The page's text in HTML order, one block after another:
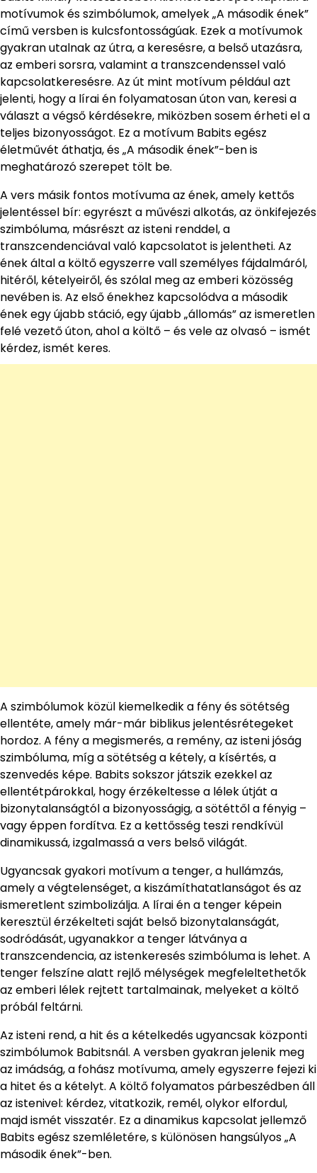
motívumok és szimbólumok, amelyek „A második ének”
című versben is kulcsfontosságúak. Ezek a motívumok
gyakran utalnak az útra, a keresésre, a belső utazásra,
az emberi sorsra, valamint a transzcendenssel való
kapcsolatkeresésre. Az út mint motívum például azt
jelenti, hogy a lírai én folyamatosan úton van, keresi a
választ a végső kérdésekre, miközben sosem érheti el a
teljes bizonyosságot. Ez a motívum Babits egész
életművét áthatja, és „A második ének”-ben is
meghatározó szerepet tölt be.
A vers másik fontos motívuma az ének, amely kettős
jelentéssel bír: egyrészt a művészi alkotás, az önkifejezés
szimbóluma, másrészt az isteni renddel, a
transzcendenciával való kapcsolatot is jelentheti. Az
ének által a költő egyszerre vall személyes fájdalmáról,
hitéről, kételyeiről, és szólal meg az emberi közösség
nevében is. Az első énekhez kapcsolódva a második
ének egy újabb stáció, egy újabb „állomás” az ismeretlen
felé vezető úton, ahol a költő – és vele az olvasó – ismét
kérdez, ismét keres.
A szimbólumok közül kiemelkedik a fény és sötétség
ellentéte, amely már-már biblikus jelentésrétegeket
hordoz. A fény a megismerés, a remény, az isteni jóság
szimbóluma, míg a sötétség a kétely, a kísértés, a
szenvedés képe. Babits sokszor játszik ezekkel az
ellentétpárokkal, hogy érzékeltesse a lélek útját a
bizonytalanságtól a bizonyosságig, a sötéttől a fényig –
vagy éppen fordítva. Ez a kettősség teszi rendkívül
dinamikussá, izgalmassá a vers belső világát.
Ugyancsak gyakori motívum a tenger, a hullámzás,
amely a végtelenséget, a kiszámíthatatlanságot és az
ismeretlent szimbolizálja. A lírai én a tenger képein
keresztül érzékelteti saját belső bizonytalanságát,
sodródását, ugyanakkor a tenger látványa a
transzcendencia, az istenkeresés szimbóluma is lehet. A
tenger felszíne alatt rejlő mélységek megfeleltethetők
az emberi lélek rejtett tartalmainak, melyeket a költő
próbál feltárni.
Az isteni rend, a hit és a kételkedés ugyancsak központi
szimbólumok Babitsnál. A versben gyakran jelenik meg
az imádság, a fohász motívuma, amely egyszerre fejezi ki
a hitet és a kételyt. A költő folyamatos párbeszédben áll
az istenivel: kérdez, vitatkozik, remél, olykor elfordul,
majd ismét visszatér. Ez a dinamikus kapcsolat jellemző
Babits egész szemléletére, s különösen hangsúlyos „A
második ének”-ben.